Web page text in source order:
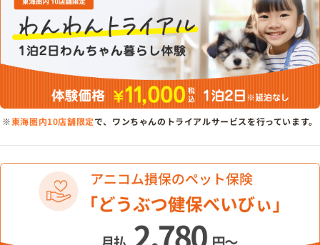
※東海圏内10店舗限定で、ワンちゃんのトライアルサービスを行っています。